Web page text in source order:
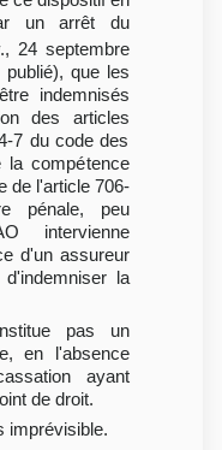
un arrêt du
24 septembre
publié), que les
indemnisés
des articles
7 du code des
la compétence
de l'article 706-
pénale, peu
intervienne
d'un assureur
la
pas un
en l'absence
ayant
de droit.
imprévisible.